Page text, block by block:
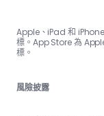
Apple、iPad 和
標。App Store 為
標。
風險披露